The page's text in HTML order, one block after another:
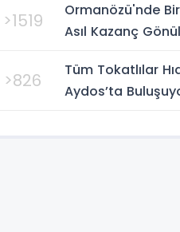
>1519
Ormanözü'nde
Asıl Kazanç Gönül
>826
Tüm Tokatlılar
Aydos’ta